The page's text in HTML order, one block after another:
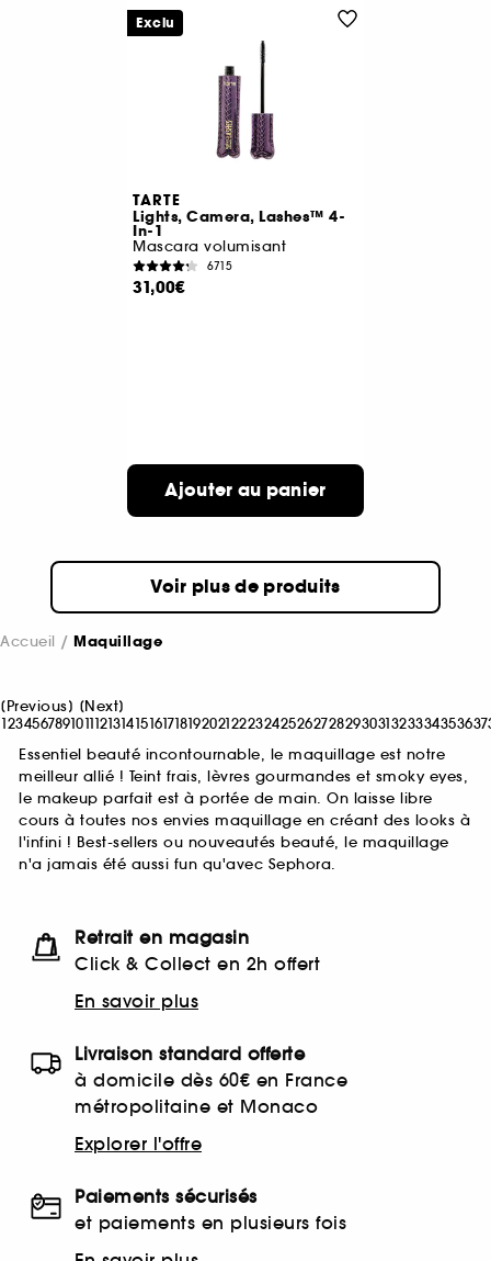
TARTE
Lights, Camera, Lashes™ 4-
In-1
Mascara volumisant
6715
31,00€
Ajouter au panier
Exclu
Voir plus de produits
Accueil Maquillage
[Previous] [Next]
12345678910111213141516171819202122232425262728293031323334353637
Essentiel beauté incontournable, le maquillage est notre
meilleur allié ! Teint frais, lèvres gourmandes et smoky eyes,
le makeup parfait est à portée de main. On laisse libre
cours à toutes nos envies maquillage en créant des looks à
l'infini ! Best-sellers ou nouveautés beauté, le maquillage
n'a jamais été aussi fun qu'avec Sephora.
Retrait en magasin
Click & Collect en 2h offert
En savoir plus
Livraison standard offerte
à domicile dès 60€ en France
métropolitaine et Monaco
Explorer l'offre
Paiements sécurisés
et paiements en plusieurs fois